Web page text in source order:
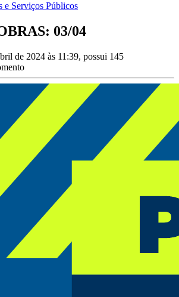
e Serviços Públicos
03/04
de 2024 às 11:39, possui 145